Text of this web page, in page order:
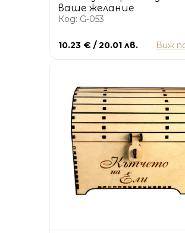
ваше желание
Код: G-053
10.23 € / 20.01 лв. Виж